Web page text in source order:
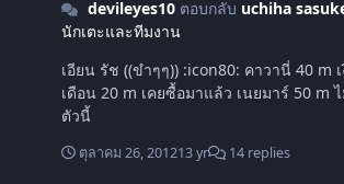
devileyes10ตอบกลับ uchiha
นักเตะและทีมงาน
เอียน รัช ((ขำๆๆ)) :icon80: คาวานี่ 40 m เงินสด 20m ผ่อน 48
เดือน 20 m เคยซื้อมาแล้ว เนยมาร์ 50 m ไม่ยอมมา ผมชอบ 2
ตัวนี้
ตุลาคม 26, 201213 yr 14 replies